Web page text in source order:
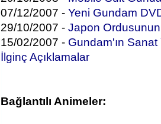
07/12/2007 - Yeni Gundam
29/10/2007 - Japon
15/02/2007 - Gundam'ın Sanat
İlginç Açıklamalar
Bağlantılı Animeler: